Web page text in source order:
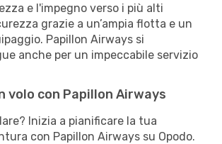
e l'impegno verso i più alti
grazie a un’ampia flotta e un
Papillon Airways si
anche per un impeccabile servizio
volo con Papillon Airways
Inizia a pianificare la tua
con Papillon Airways su Opodo.